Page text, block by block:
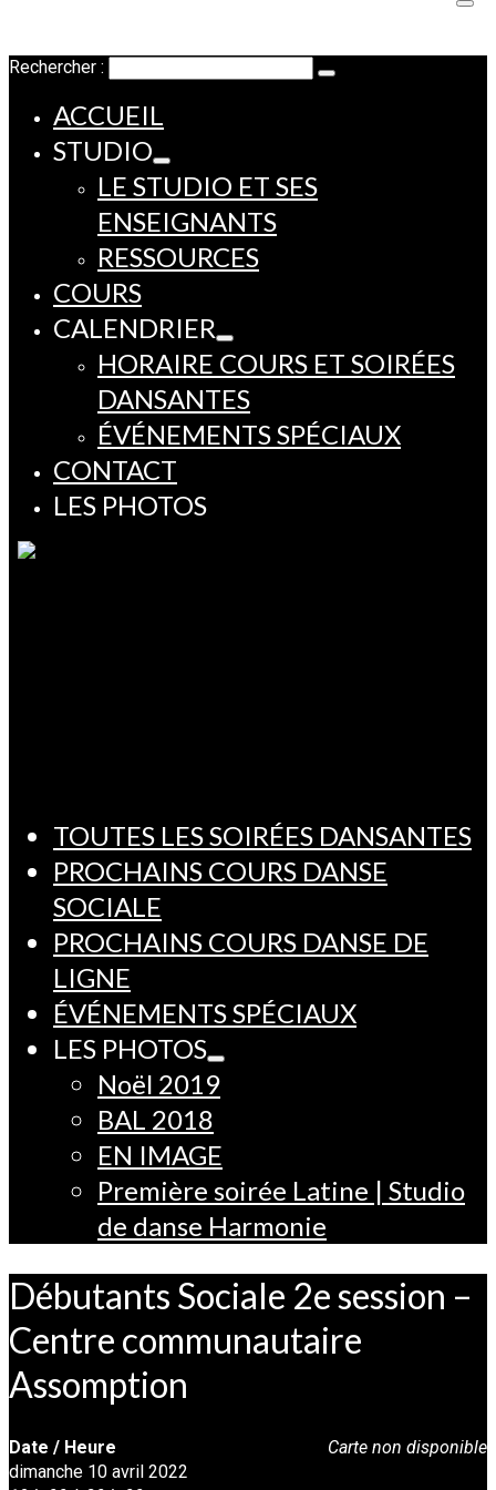
Rechercher :
ACCUEIL
STUDIO
LE STUDIO ET SES
ENSEIGNANTS
RESSOURCES
COURS
CALENDRIER
HORAIRE COURS ET SOIRÉES
DANSANTES
ÉVÉNEMENTS SPÉCIAUX
CONTACT
LES PHOTOS
TOUTES LES SOIRÉES DANSANTES
PROCHAINS COURS DANSE
SOCIALE
PROCHAINS COURS DANSE DE
LIGNE
ÉVÉNEMENTS SPÉCIAUX
LES PHOTOS
Noël 2019
BAL 2018
EN IMAGE
Première soirée Latine | Studio
de danse Harmonie
Débutants Sociale 2e session –
Centre communautaire
Assomption
Carte non disponible
Date / Heure
dimanche 10 avril 2022